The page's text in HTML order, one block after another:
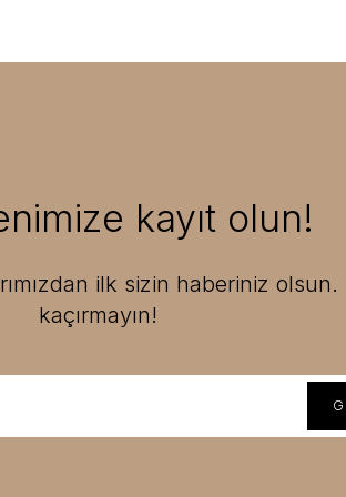
kayıt olun!
ilk sizin haberiniz olsun.
kaçırmayın!